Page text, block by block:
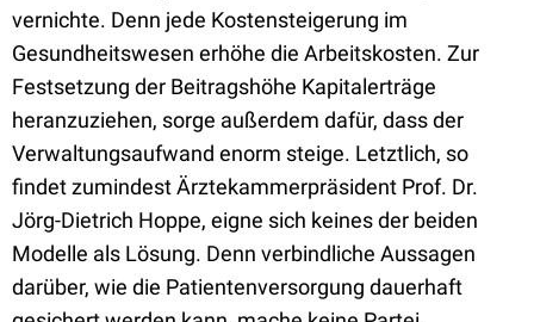
vernichte. Denn jede Kostensteigerung im
Gesundheitswesen erhöhe die Arbeitskosten. Zur
Festsetzung der Beitragshöhe Kapitalerträge
heranzuziehen, sorge außerdem dafür, dass der
Verwaltungsaufwand enorm steige. Letztlich, so
findet zumindest Ärztekammerpräsident Prof. Dr.
Jörg-Dietrich Hoppe, eigne sich keines der beiden
Modelle als Lösung. Denn verbindliche Aussagen
darüber, wie die Patientenversorgung dauerhaft